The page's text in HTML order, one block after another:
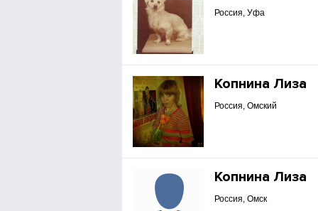
Россия, Уфа
Копнина Лиза
Россия, Омский
Копнина Лиза
Россия, Омск